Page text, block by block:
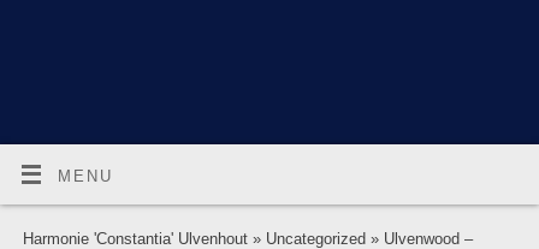
MENU
Harmonie 'Constantia' Ulvenhout» Uncategorized » Ulvenwood –